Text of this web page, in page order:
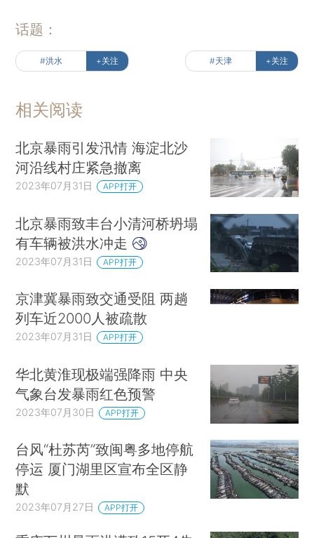
清区和宝坻区，分泄青龙湾减河和北运河的洪水。
据北方网报道，青龙湾减河承担北京城区以及房山
区、通州区的泄洪任务。随着上游降雨量增加、水
的各街镇、水务、公安等部门，组成了近千人的联
同时对堤岸的漏点进行加固。
流经天津的永定河承担北京官厅水库的泄洪任
发布永定河洪水红色预警信号。武清区调集各街镇
100多人，在上午临时修建了一条长1500米的堤
坝，用来抵御洪水。同时在黄花店镇邵七堤村的桥
头位置，准备了2000个防汛沙袋。
武清区黄花店镇位于永定河边。财新31日晚间
致电镇政府，其工作人员表示，全镇共有22个村，
泄洪涉及14个村的人员已于晚6点前完成转移安
置，预计洪峰8月1日凌晨到达该镇，工作人员正在
备勤。
此外，东淀蓄滞洪区位于大清河水系下游，其
中涉及天津西青区的部分，占地约五万亩，处于末
端位置，包括辛口、杨柳青两个镇。据北方网报
道，目前该区域已经做好蓄滞洪区启用准备，镇里
话题：
#洪水 +关注 #天津 +关注
相关阅读
北京暴雨引发汛情 海淀北沙
河沿线村庄紧急撤离
2023年07月31日 APP打开
北京暴雨致丰台小清河桥坍塌
有车辆被洪水冲走
2023年07月31日 APP打开
京津冀暴雨致交通受阻 两趟
列车近2000人被疏散
2023年07月31日 APP打开
华北黄淮现极端强降雨 中央
气象台发暴雨红色预警
2023年07月30日 APP打开
台风“杜苏芮”致闽粤多地停航
停运 厦门湖里区宣布全区静
默
2023年07月27日 APP打开